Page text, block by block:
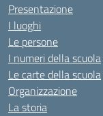
Presentazione
I luoghi
Le persone
I numeri della scuola
Le carte della scuola
Organizzazione
La storia